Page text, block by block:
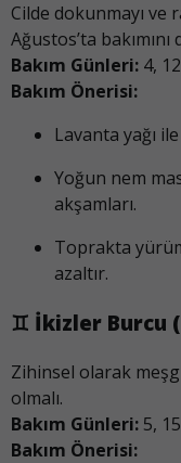
Cilde dokunmayı ve
Ağustos’ta
Bakım Günleri: 4,
Bakım Önerisi:
Lavanta yağı
Yoğun nem
akşamları.
Toprakta
azaltır.
♊ İkizler Burcu
Zihinsel olarak
olmalı.
Bakım Günleri: 5,
Bakım Önerisi: